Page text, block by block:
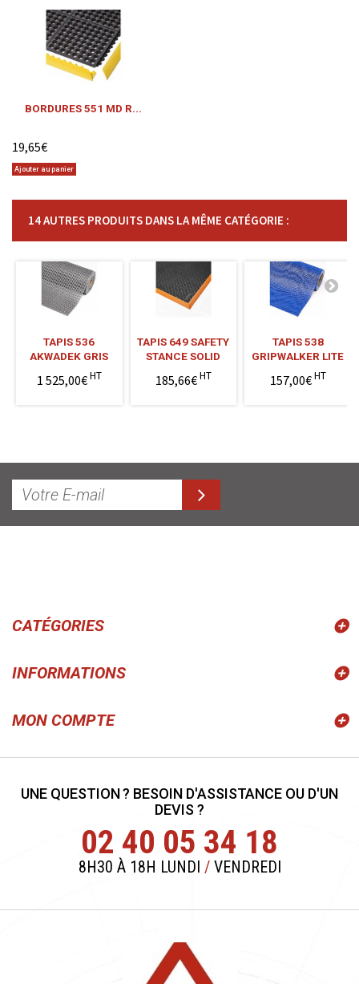
BORDURES 551 MD R...
19,65€
Ajouter au panier
14 AUTRES PRODUITS DANS LA MÊME CATÉGORIE :
TAPIS 536
AKWADEK GRIS
1 525,00€HT
TAPIS 649 SAFETY
STANCE SOLID
185,66€HT
TAPIS 538
GRIPWALKER LITE
157,00€HT
CATÉGORIES
INFORMATIONS
MON COMPTE
UNE QUESTION ? BESOIN D'ASSISTANCE OU D'UN
DEVIS ?
02 40 05 34 18
8H30 À 18H LUNDI /VENDREDI